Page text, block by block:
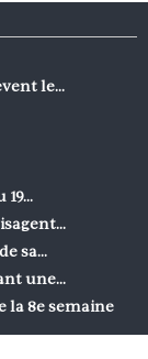
le…
19…
sa…
une…
la 8e semaine